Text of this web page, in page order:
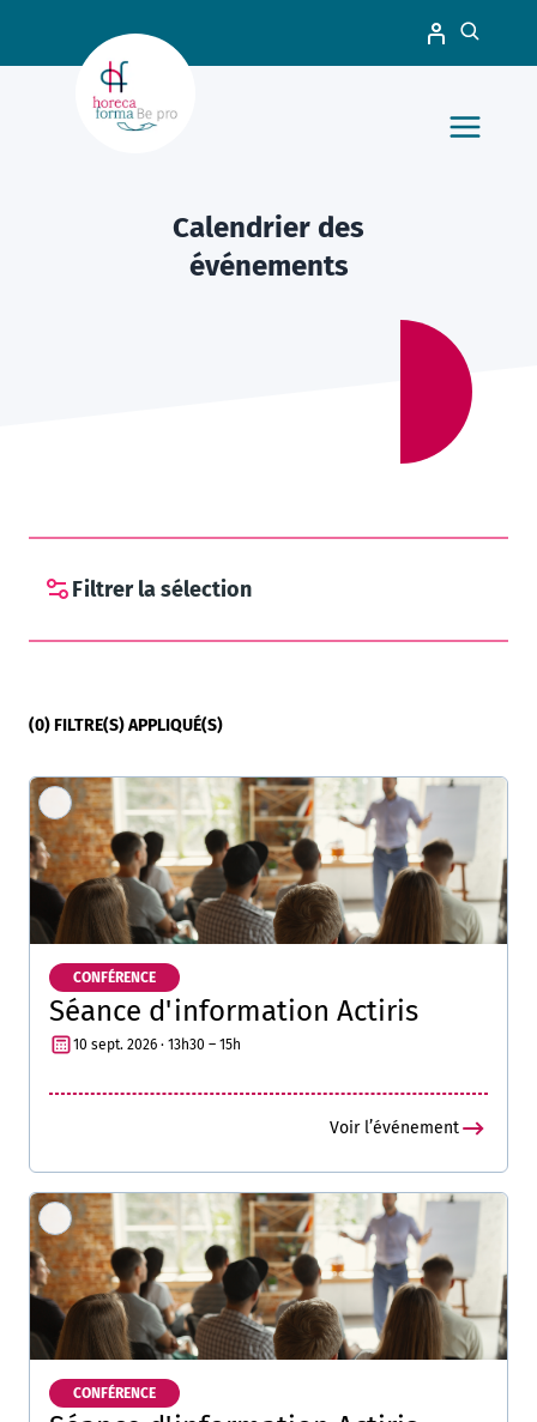
Calendrier des
événements
Filtrer la sélection
(0)FILTRE(S) APPLIQUÉ(S)
CONFÉRENCE
Séance d'information Actiris
10 sept. 2026 · 13h30 – 15h
Voir l’événement
CONFÉRENCE